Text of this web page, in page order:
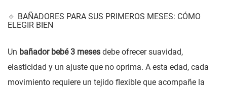
🔹 BAÑADORES PARA SUS PRIMEROS MESES: CÓMO
ELEGIR BIEN
Un bañador bebé 3 meses debe ofrecer suavidad,
elasticidad y un ajuste que no oprima. A esta edad, cada
movimiento requiere un tejido flexible que acompañe la